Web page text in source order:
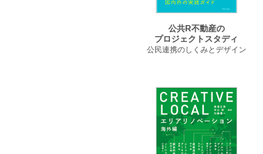
公共R不動産の
プロジェクトスタディ
公民連携のしくみとデザイン